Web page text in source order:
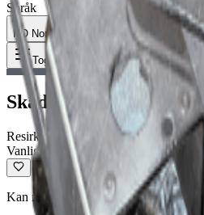
Språk
NO Norsk
Toggle Menu
Skadet flåttkapsel
Resirkulerbar
Vanlig
Kan resirkuleres til håndverksmateriell.